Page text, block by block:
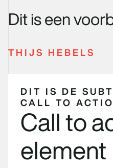
Dit is een
THIJS HEBELS
DIT IS DE
CALL TO
Call to
element